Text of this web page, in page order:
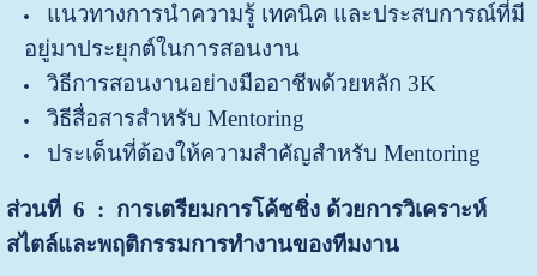
แนวทางการนำความรู้ เทคนิค และประสบการณ์ที่มี
อยู่มาประยุกต์ในการสอนงาน
วิธีการสอนงานอย่างมืออาชีพด้วยหลัก 3K
วิธีสื่อสารสำหรับ Mentoring
ประเด็นที่ต้องให้ความสำคัญสำหรับ Mentoring
ส่วนที่ 6 : การเตรียมการโค้ชชิ่ง ด้วยการวิเคราะห์
สไตล์และพฤติกรรมการทำงานของทีมงาน